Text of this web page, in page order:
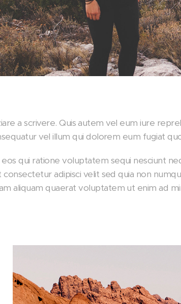
a scrivere. Quis autem vel eum iure
vel illum qui dolorem eum fugiat
qui ratione voluptatem sequi nesciunt
adipisci velit sed quia non
aliquam quaerat voluptatem ut enim ad